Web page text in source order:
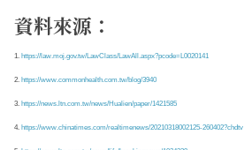
資料來源：
1. https://law.moj.gov.tw/LawClass/LawAll.aspx?pcode=L0020141
2. https://www.commonhealth.com.tw/blog/3940
3. https://news.ltn.com.tw/news/Hualien/paper/1421585
4. https://www.chinatimes.com/realtimenews/20210318002125-260402?chdtv